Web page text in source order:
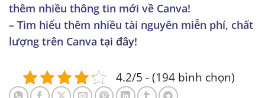
thêm nhiều thông tin mới về Canva!
– Tìm hiểu thêm nhiều tài nguyên miễn phí, chất
lượng trên Canva tại đây!
4.2/5 - (194 bình chọn)